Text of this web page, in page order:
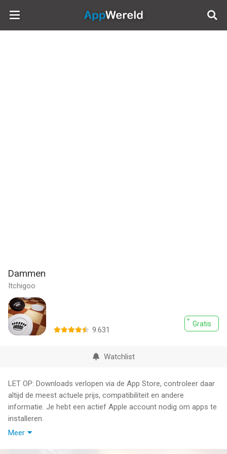
AppWereld
Dammen
Itchigoo
Gratis
9.631
Watchlist
LET OP: Downloads verlopen via de App Store, controleer daar
altijd de meest actuele prijs, compatibiliteit en andere
informatie. Je hebt een actief Apple account nodig om apps te
installeren.
Meer